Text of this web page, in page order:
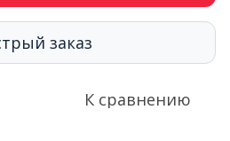
заказ
К сравнению